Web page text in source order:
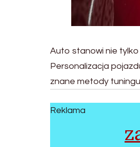
Auto stanowi nie
Personalizacja
znane metody
Reklama